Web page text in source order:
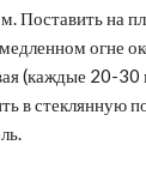
Поставить на
огне
(каждые 20-
в стеклянную